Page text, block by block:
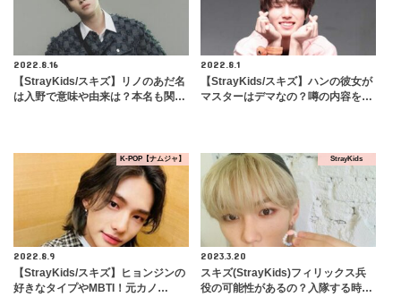
2022.8.16
【StrayKids/スキズ】リノのあだ名
は入野で意味や由来は？本名も関…
2022.8.1
【StrayKids/スキズ】ハンの彼女が
マスターはデマなの？噂の内容を…
K-POP【ナムジャ】
2022.8.9
【StrayKids/スキズ】ヒョンジンの
好きなタイプやMBTI！元カノ…
StrayKids
2023.3.20
スキズ(StrayKids)フィリックス兵
役の可能性があるの？入隊する時…